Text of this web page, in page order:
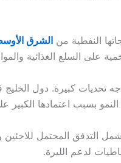
الشرق
السلع الغذائية
تحديات كبيرة. دول
النمو بسبب اعتمادها الكبير
التدفق المحتمل
لدعم الليرة.